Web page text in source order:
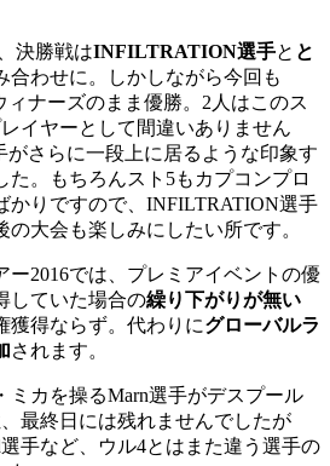
決勝戦はINFILTRATION選手と と
合わせに。しかしながら今回も
ナーズのまま優勝。2人はこのス
イヤーとして間違いありません
がさらに一段上に居るような印象す
た。もちろんスト5もカプコンプロ
かりですので、INFILTRATION選手
大会も楽しみにしたい所です。
ー2016では、プレミアイベントの優
していた場合の繰り下がりが無い
獲得ならず。代わりにグローバルラ
されます。
ミカを操るMarn選手がデスプール
最終日には残れませんでしたが
手など、ウル4とはまた違う選手の